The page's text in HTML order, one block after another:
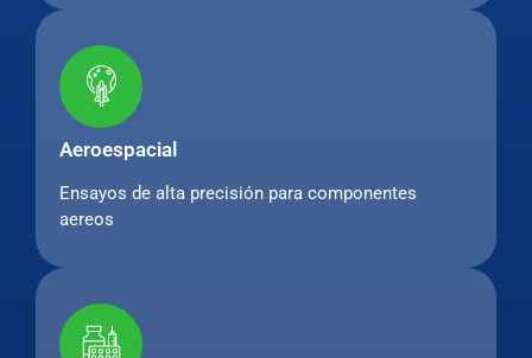
Aeroespacial
Ensayos de alta precisión para componentes
aereos